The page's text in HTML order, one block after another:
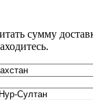
сумму